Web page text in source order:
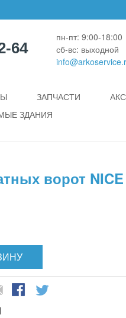
64
пн-пт: 9:00-18:00
сб-вс: выходной
ЗАПЧАСТИ
ЗДАНИЯ
ворот NICE